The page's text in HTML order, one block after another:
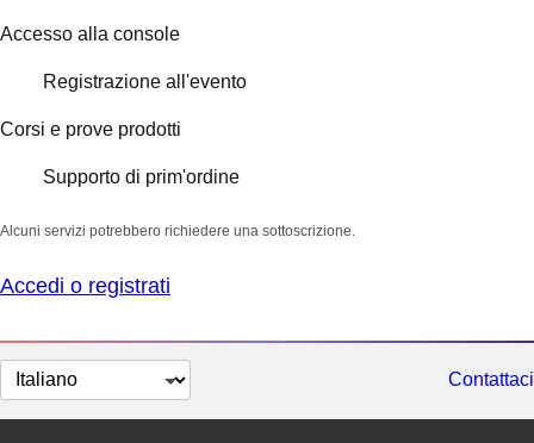
Accesso alla console
Registrazione all'evento
Corsi e prove prodotti
Supporto di prim'ordine
Alcuni servizi potrebbero richiedere una sottoscrizione.
Accedi o registrati
Cambia
lingua
Contattaci